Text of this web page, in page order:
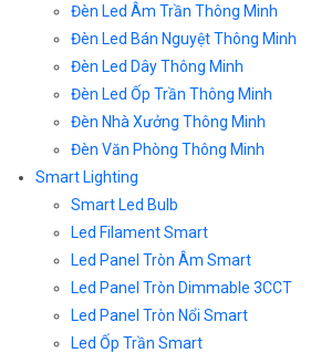
Đèn Led Âm Trần Thông Minh
Đèn Led Bán Nguyệt Thông Minh
Đèn Led Dây Thông Minh
Đèn Led Ốp Trần Thông Minh
Đèn Nhà Xưởng Thông Minh
Đèn Văn Phòng Thông Minh
Smart Lighting
Smart Led Bulb
Led Filament Smart
Led Panel Tròn Âm Smart
Led Panel Tròn Dimmable 3CCT
Led Panel Tròn Nổi Smart
Led Ốp Trần Smart